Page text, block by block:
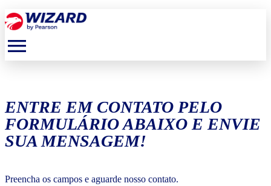
menu
ENTRE EM CONTATO PELO
FORMULÁRIO ABAIXO E ENVIE
SUA MENSAGEM!
Preencha os campos e aguarde nosso contato.